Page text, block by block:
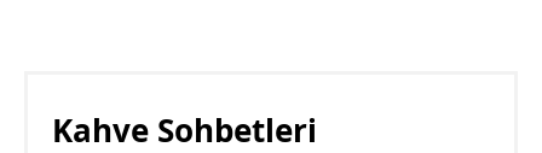
Kahve Sohbetleri